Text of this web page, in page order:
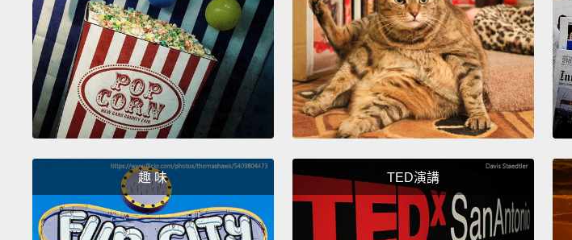
趣 味 TED演講